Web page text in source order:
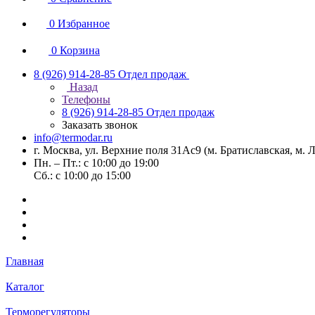
0 Избранное
0 Корзина
8 (926) 914-28-85 Отдел продаж
Назад
Телефоны
8 (926) 914-28-85 Отдел продаж
Заказать звонок
info@termodar.ru
г. Москва, ул. Верхние поля 31Ас9 (м. Братиславская, м.
Пн. – Пт.: с 10:00 до 19:00
Сб.: с 10:00 до 15:00
Главная
Каталог
Терморегуляторы